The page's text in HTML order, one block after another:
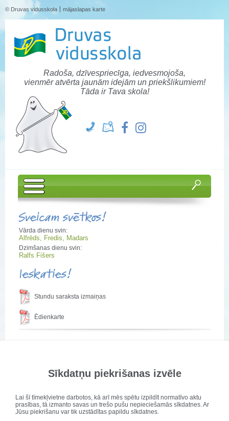
Sīkdatņu piekrišanas izvēle
Lai šī tīmekļvietne darbotos, kā arī mēs spētu izpildīt normatīvo aktu
prasības, tā izmanto savas un trešo pušu nepieciešamās sīkdatnes. Ar
Jūsu piekrišanu var tik uzstādītas papildu sīkdatnes.
© Druvas vidusskola mājaslapas karte
Radoša, dzīvespriecīga, iedvesmojoša,
vienmēr atvērta jaunām idejām un priekšlikumiem!
Tāda ir Tava skola!
Sveicam svētkos!
Vārda dienu svin:
Alfrēds, Fredis, Madars
Dzimšanas dienu svin:
Ralfs Fišers
Ieskaties!
Stundu saraksta izmaiņas
Ēdienkarte
Publicēts: 04. decembris 2013